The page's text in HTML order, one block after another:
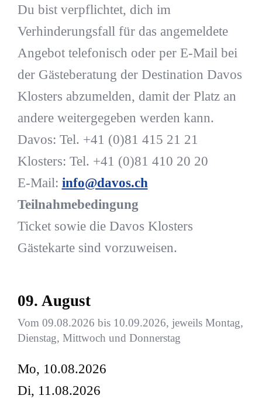
Du bist verpflichtet, dich im
Verhinderungsfall für das angemeldete
Angebot telefonisch oder per E-Mail bei
der Gästeberatung der Destination Davos
Klosters abzumelden, damit der Platz an
andere weitergegeben werden kann.
Davos: Tel. +41 (0)81 415 21 21
Klosters: Tel. +41 (0)81 410 20 20
E-Mail: info@davos.ch
Teilnahmebedingung
Ticket sowie die Davos Klosters
Gästekarte sind vorzuweisen.
09. August
Vom 09.08.2026 bis 10.09.2026, jeweils Montag,
Dienstag, Mittwoch und Donnerstag
Mo, 10.08.2026
Di, 11.08.2026